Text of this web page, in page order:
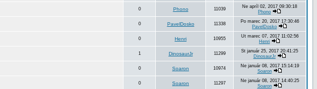
0 Phono 11039
Ne apríl 02, 2017 09:30:18
Phono
0 PavelDosko 11338
Po marec 20, 2017 17:30:46
PavelDosko
0 Henri 10955
Ut marec 07, 2017 11:02:56
Henri
1 DinosaurJr 11299
St január 25, 2017 20:41:25
DinosaurJr
0 Soaron 10974
Ne január 08, 2017 15:14:19
Soaron
0 Soaron 11297
Ne január 08, 2017 14:40:25
Soaron